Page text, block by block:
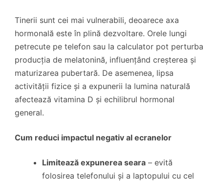
Tinerii sunt cei mai vulnerabili, deoarece axa
hormonală este în plină dezvoltare. Orele lungi
petrecute pe telefon sau la calculator pot perturba
producția de melatonină, influențând creșterea și
maturizarea pubertară. De asemenea, lipsa
activității fizice și a expunerii la lumina naturală
afectează vitamina D și echilibrul hormonal
general.
Cum reduci impactul negativ al ecranelor
Limitează expunerea seara – evită
folosirea telefonului și a laptopului cu cel